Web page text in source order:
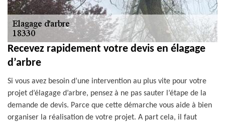
Recevez rapidement votre devis en élagage
d’arbre
Si vous avez besoin d’une intervention au plus vite pour votre
projet d’élagage d’arbre, pensez à ne pas sauter l’étape de la
demande de devis. Parce que cette démarche vous aide à bien
organiser la réalisation de votre projet. A part cela, il faut